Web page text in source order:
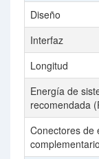
Diseño
Interfaz
Longitud
Energía de
recomendada
Conectores de